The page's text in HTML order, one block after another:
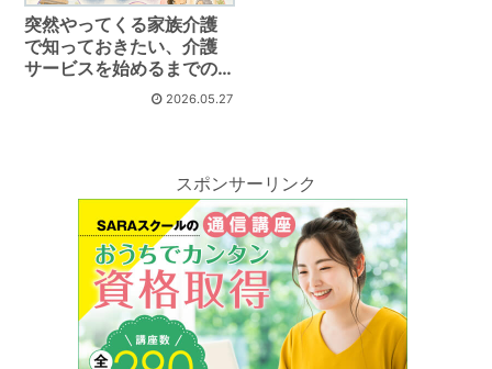
突然やってくる家族介護
で知っておきたい、介護
サービスを始めるまでの
2026.05.27
スポンサーリンク